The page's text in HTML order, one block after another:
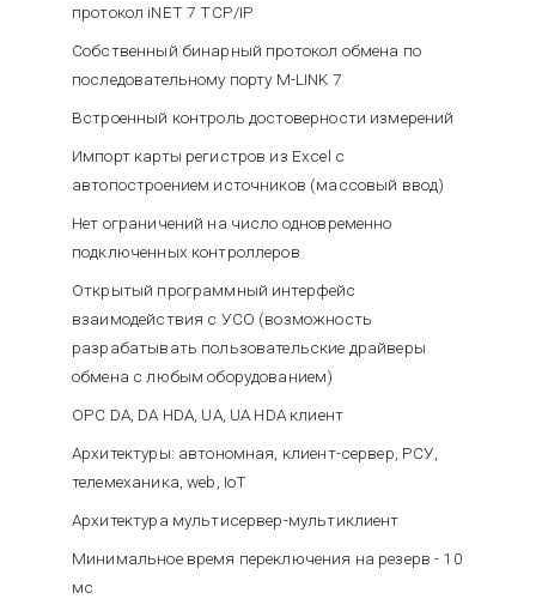
протокол iNET 7 TCP/IP
Собственный бинарный протокол обмена по
последовательному порту M-LINK 7
Встроенный контроль достоверности измерений
Импорт карты регистров из Excel с
автопостроением источников (массовый ввод)
Нет ограничений на число одновременно
подключенных контроллеров
Открытый программный интерфейс
взаимодействия с УСО (возможность
разрабатывать пользовательские драйверы
обмена с любым оборудованием)
OPC DA, DA HDA, UA, UA HDA клиент
Архитектуры: автономная, клиент-сервер, РСУ,
телемеханика, web, IoT
Архитектура мультисервер-мультиклиент
Минимальное время переключения на резерв - 10
мс